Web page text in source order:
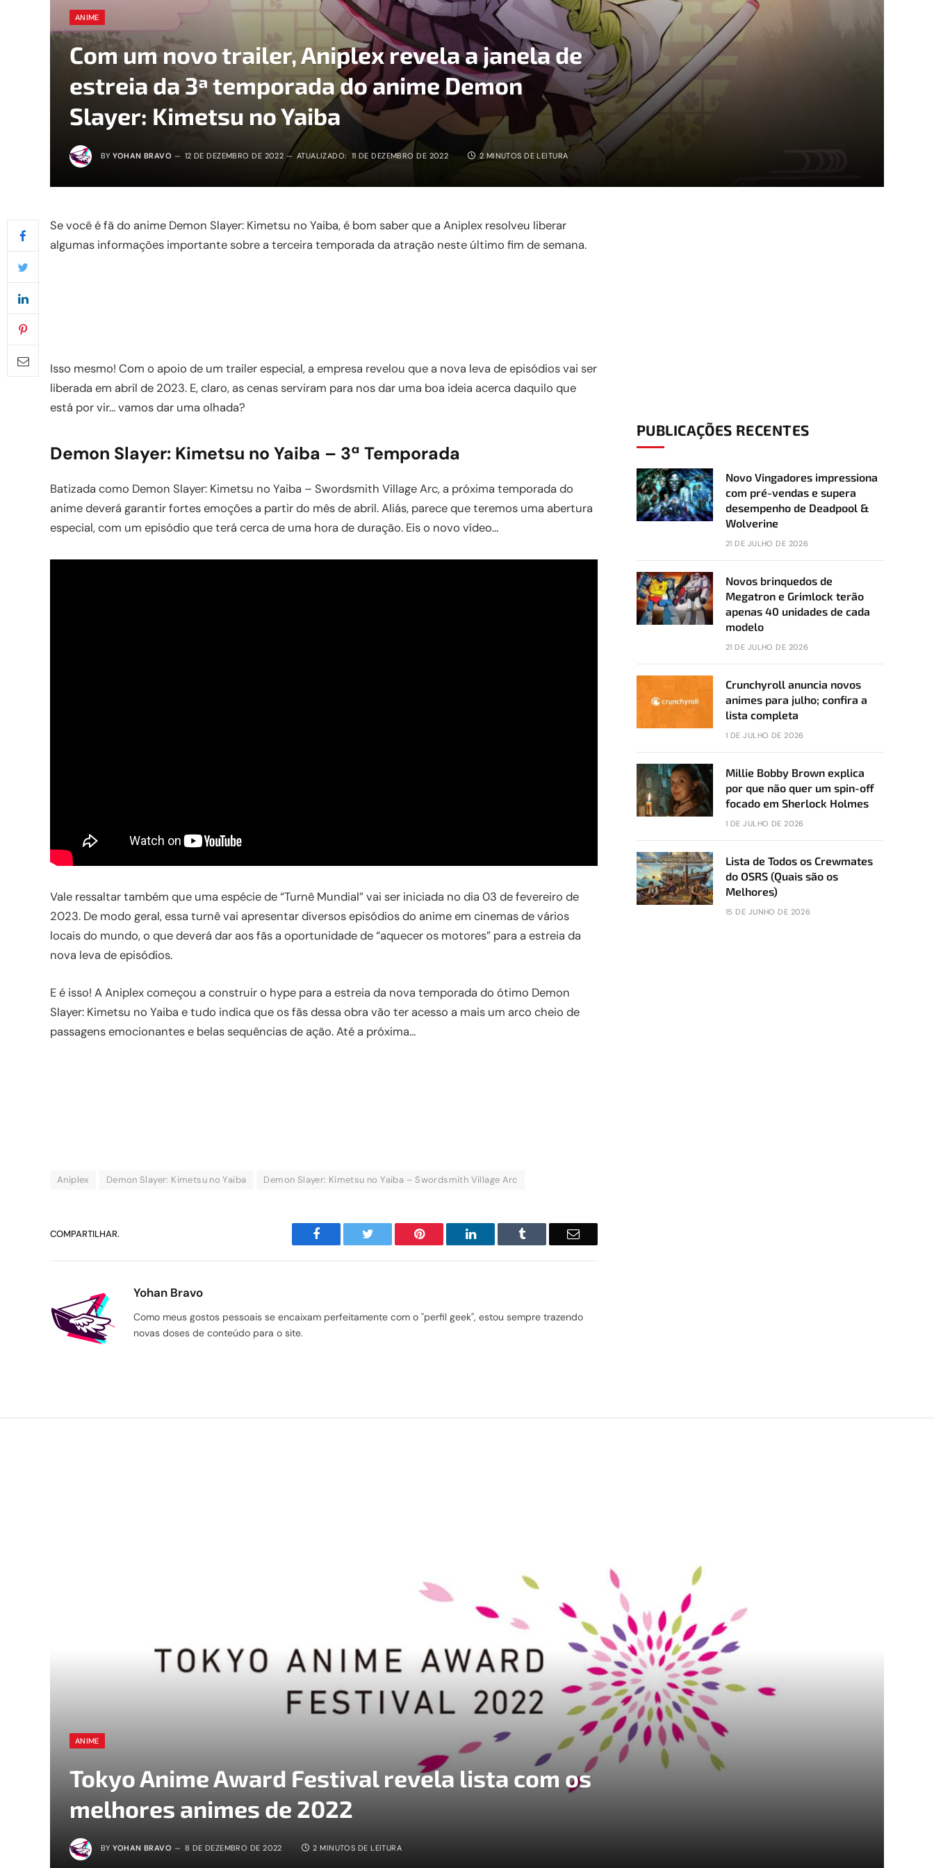
ANIME
Com um novo trailer, Aniplex revela a janela de
estreia da 3ª temporada do anime Demon
Slayer: Kimetsu no Yaiba
BY YOHAN BRAVO 12 DE DEZEMBRO DE 2022 ATUALIZADO: 11 DE DEZEMBRO DE 2022 2 MINUTOS DE LEITURA
Se você é fã do anime Demon Slayer: Kimetsu no Yaiba, é bom saber que a Aniplex resolveu liberar
algumas informações importante sobre a terceira temporada da atração neste último fim de semana.
Isso mesmo! Com o apoio de um trailer especial, a empresa revelou que a nova leva de episódios vai ser
liberada em abril de 2023. E, claro, as cenas serviram para nos dar uma boa ideia acerca daquilo que
está por vir… vamos dar uma olhada?
Demon Slayer: Kimetsu no Yaiba – 3ª Temporada
Batizada como Demon Slayer: Kimetsu no Yaiba – Swordsmith Village Arc, a próxima temporada do
anime deverá garantir fortes emoções a partir do mês de abril. Aliás, parece que teremos uma abertura
especial, com um episódio que terá cerca de uma hora de duração. Eis o novo vídeo…
Vale ressaltar também que uma espécie de “Turnê Mundial” vai ser iniciada no dia 03 de fevereiro de
2023. De modo geral, essa turnê vai apresentar diversos episódios do anime em cinemas de vários
locais do mundo, o que deverá dar aos fãs a oportunidade de “aquecer os motores” para a estreia da
nova leva de episódios.
E é isso! A Aniplex começou a construir o hype para a estreia da nova temporada do ótimo Demon
Slayer: Kimetsu no Yaiba e tudo indica que os fãs dessa obra vão ter acesso a mais um arco cheio de
passagens emocionantes e belas sequências de ação. Até a próxima…
Aniplex Demon Slayer: Kimetsu no Yaiba Demon Slayer: Kimetsu no Yaiba – Swordsmith Village Arc
COMPARTILHAR. Facebook Twitter Pinterest LinkedIn Tumblr Email
Yohan Bravo
Como meus gostos pessoais se encaixam perfeitamente com o "perfil geek", estou sempre trazendo
novas doses de conteúdo para o site.
PUBLICAÇÕES RECENTES
Novo Vingadores impressiona
com pré-vendas e supera
desempenho de Deadpool &
Wolverine
21 DE JULHO DE 2026
Novos brinquedos de
Megatron e Grimlock terão
apenas 40 unidades de cada
modelo
21 DE JULHO DE 2026
Crunchyroll anuncia novos
animes para julho; confira a
lista completa
1 DE JULHO DE 2026
Millie Bobby Brown explica
por que não quer um spin-off
focado em Sherlock Holmes
1 DE JULHO DE 2026
Lista de Todos os Crewmates
do OSRS (Quais são os
Melhores)
15 DE JUNHO DE 2026
ANIME
Tokyo Anime Award Festival revela lista com os
melhores animes de 2022
BY YOHAN BRAVO 8 DE DEZEMBRO DE 2022 2 MINUTOS DE LEITURA